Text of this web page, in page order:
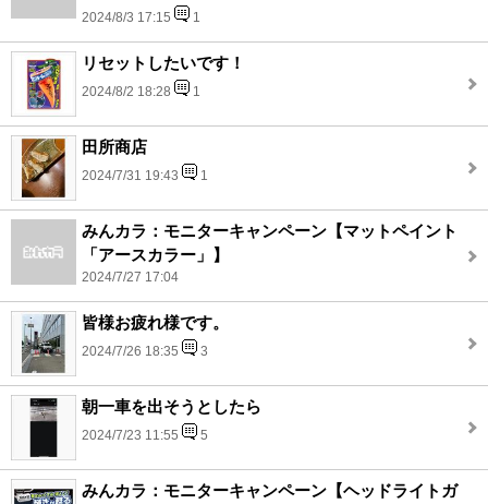
2024/8/3 17:15 1
リセットしたいです！
2024/8/2 18:28 1
田所商店
2024/7/31 19:43 1
みんカラ：モニターキャンペーン【マットペイント
「アースカラー」】
2024/7/27 17:04
皆様お疲れ様です。
2024/7/26 18:35 3
朝一車を出そうとしたら
2024/7/23 11:55 5
みんカラ：モニターキャンペーン【ヘッドライトガ